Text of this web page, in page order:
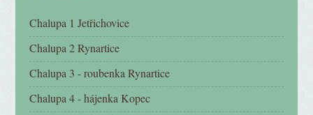
Chalupa 1 Jetřichovice
Chalupa 2 Rynartice
Chalupa 3 - roubenka Rynartice
Chalupa 4 - hájenka Kopec